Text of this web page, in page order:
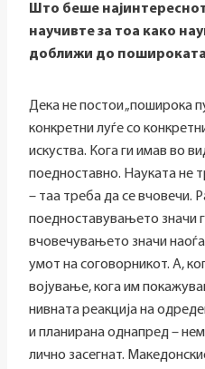
Што беше
научивте за тоа како
доближи до пошироката
Дека не постои „поширока
конкретни луѓе со
искуства. Кога ги имав во
поедноставно. Науката не
– таа треба да се вчовечи.
поедноставувањето значи
вчовечувањето значи
умот на соговорникот. А,
војување, кога им
нивната реакција на
и планирана однапред –
лично засегнат.